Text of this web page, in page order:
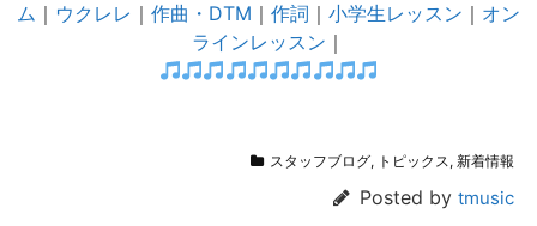
ム ｜ ウクレレ ｜ 作曲・DTM ｜ 作詞 ｜ 小学生レッスン ｜ オン
ラインレッスン ｜
スタッフブログ, トピックス , 新着情報
Posted by tmusic